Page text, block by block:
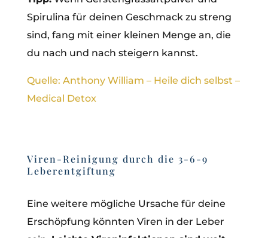
Spirulina für deinen Geschmack zu streng
sind, fang mit einer kleinen Menge an, die
du nach und nach steigern kannst.
Quelle: Anthony William – Heile dich selbst –
Medical Detox
Viren-Reinigung durch die 3-6-9
Leberentgiftung
Eine weitere mögliche Ursache für deine
Erschöpfung könnten Viren in der Leber